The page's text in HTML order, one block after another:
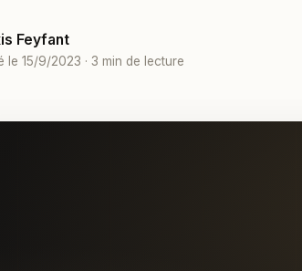
Feyfant
le 15/9/2023 · 3 min de lecture